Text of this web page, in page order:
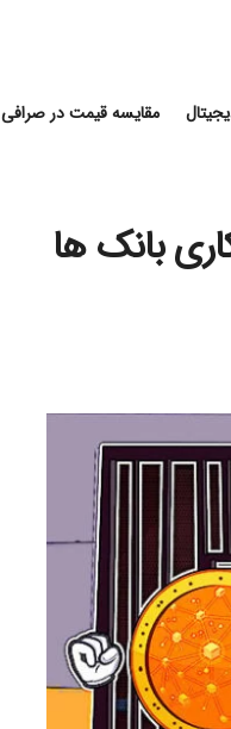
مقایسه قیمت در صرافی
بانک ها